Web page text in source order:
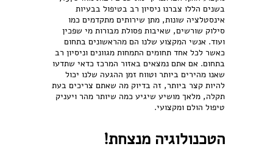
בשנים הללו צברנו ניסיון רב בטיפול בבעיות
אינסטלציה שונות, מתן שירותים מתקדמים כמו
סילוק שורשים, שאיבות פסולת מבורות מי שפכין
ועוד. אנשי המקצוע שלנו הם מהראשונים בתחום
כאשר לכל אחד תחומים התמחות מגוונים וניסיון רב
בתחום. אם אתם נמצאים באזור המרכז כדאי שתדעו
שאנו מהירים ביותר וטווח זמן ההגעה שלנו יכול
להיות קצר ביותר, זה בדיוק מה שאתם צריכים בעת
תקלה, מלאך מושיע שיגיע כמה שיותר מהר ויעניק
טיפול הולם ומקצועי.
הטכנולוגיה מנצחת!